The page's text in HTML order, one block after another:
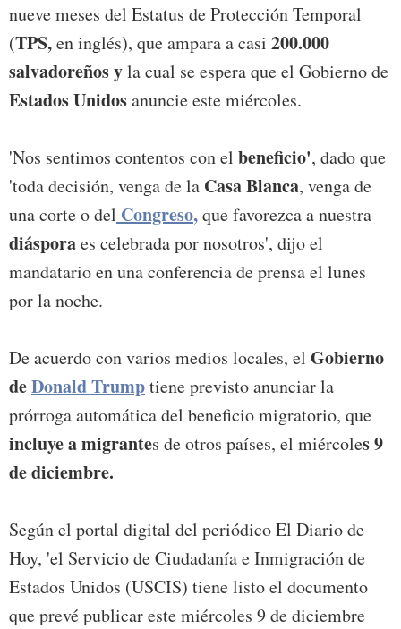
nueve meses del Estatus de Protección Temporal
(TPS,en inglés), que ampara a casi 200.000
salvadoreños yla cual se espera que el Gobierno de
Estados Unidosanuncie este miércoles.
'Nos sentimos contentos con el beneficio', dado que
'toda decisión, venga de la Casa Blanca, venga de
una corte o del Congreso,que favorezca a nuestra
diásporaes celebrada por nosotros', dijo el
mandatario en una conferencia de prensa el lunes
por la noche.
De acuerdo con varios medios locales, el Gobierno
deDonald Trumptiene previsto anunciar la
prórroga automática del beneficio migratorio, que
incluye a migrantes de otros países, el miércoles 9
de diciembre.
Según el portal digital del periódico El Diario de
Hoy, 'el Servicio de Ciudadanía e Inmigración de
Estados Unidos (USCIS) tiene listo el documento
que prevé publicar este miércoles 9 de diciembre